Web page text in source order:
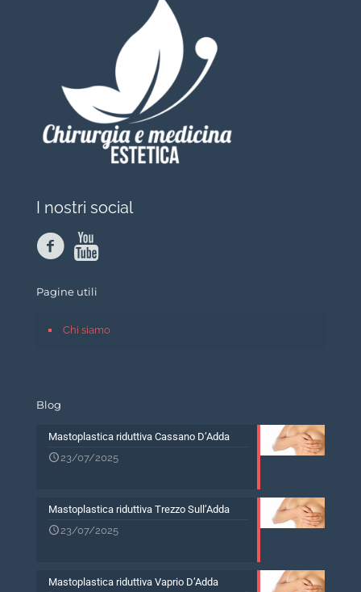
I nostri social
Pagine utili
Chi siamo
Blog
Mastoplastica riduttiva Cassano D’Adda
23/07/2025
Mastoplastica riduttiva Trezzo Sull’Adda
23/07/2025
Mastoplastica riduttiva Vaprio D’Adda